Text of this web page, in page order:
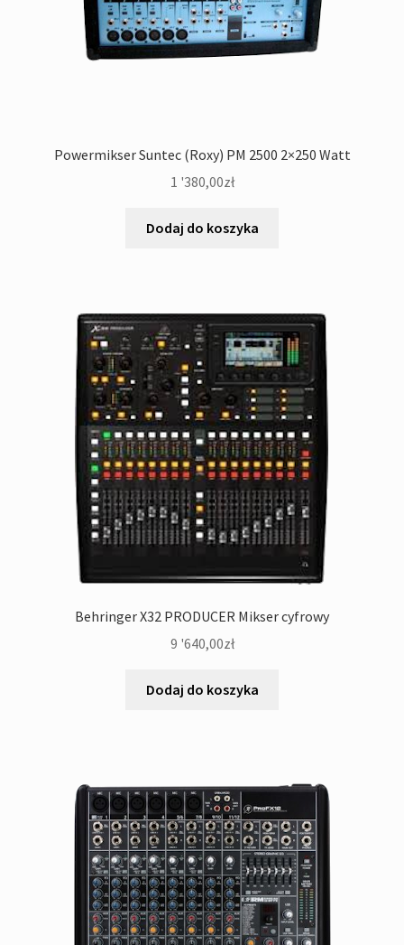
Powermikser Suntec (Roxy) PM 2500 2×250 Watt
1 '380,00zł
Dodaj do koszyka
Behringer X32 PRODUCER Mikser cyfrowy
9 '640,00zł
Dodaj do koszyka